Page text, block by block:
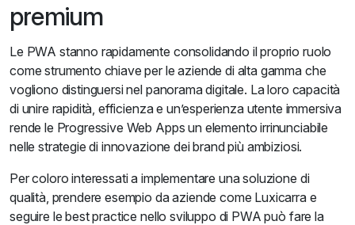
premium
Le PWA stanno rapidamente consolidando il proprio ruolo
come strumento chiave per le aziende di alta gamma che
vogliono distinguersi nel panorama digitale. La loro capacità
di unire rapidità, efficienza e un’esperienza utente immersiva
rende le Progressive Web Apps un elemento irrinunciabile
nelle strategie di innovazione dei brand più ambiziosi.
Per coloro interessati a implementare una soluzione di
qualità, prendere esempio da aziende come Luxicarra e
seguire le best practice nello sviluppo di PWA può fare la